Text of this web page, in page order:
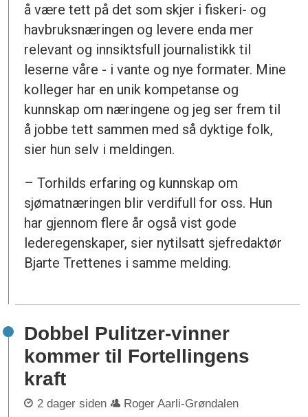
å være tett på det som skjer i fiskeri- og
havbruksnæringen og levere enda mer
relevant og innsiktsfull journalistikk til
leserne våre - i vante og nye formater. Mine
kolleger har en unik kompetanse og
kunnskap om næringene og jeg ser frem til
å jobbe tett sammen med så dyktige folk,
sier hun selv i meldingen.
– Torhilds erfaring og kunnskap om
sjømatnæringen blir verdifull for oss. Hun
har gjennom flere år også vist gode
lederegenskaper, sier nytilsatt sjefredaktør
Bjarte Trettenes i samme melding.
Dobbel Pulitzer-vinner
kommer til Fortellingens
kraft
2 dager siden Roger Aarli-Grøndalen